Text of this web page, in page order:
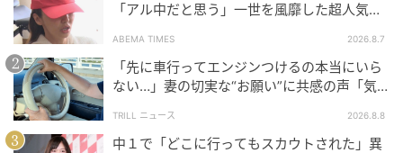
次の記事
「足がつく前に解約しろ」偽名アカウントを
使い回し、人を罠に嵌める冷酷な手口【愚か
者の身分#2】
の記事をもっとみる
「アル中だと思う」一世を風靡した超人気タ
ABEMA TIMES 2026.8.7
「先に車行ってエンジンつけるの本当にいら
ない…」妻の切実な“お願い”に共感の声「気
TRILL ニュース 2026.8.8
中１で「どこに行ってもスカウトされた」異